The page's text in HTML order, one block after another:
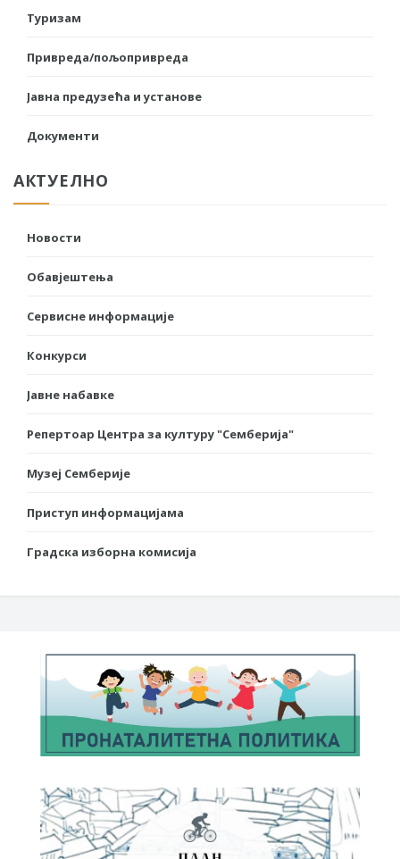
Туризам
Привреда/пољопривреда
Јавна предузећа и установе
Документи
АКТУЕЛНО
Новости
Обавјештења
Сервисне информације
Конкурси
Јавне набавке
Репертоар Центра за културу "Семберија"
Музеј Семберије
Приступ информацијама
Градска изборна комисија